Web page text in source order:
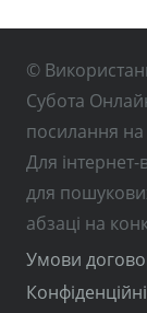
©
Субота
посилання
Для
для
абзаці на
Умови